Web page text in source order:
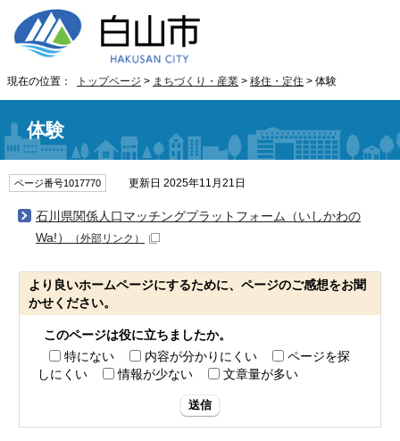
現在の位置： トップページ > まちづくり・産業 > 移住・定住 > 体験
体験
ページ番号1017770 更新日 2025年11月21日
石川県関係人口マッチングプラットフォーム（いしかわの
Wa!）
（外部リンク）
より良いホームページにするために、ページのご感想をお聞
かせください。
このページは役に立ちましたか。
特にない
内容が分かりにくい
ページを探
しにくい
情報が少ない 文章量が多い
送信